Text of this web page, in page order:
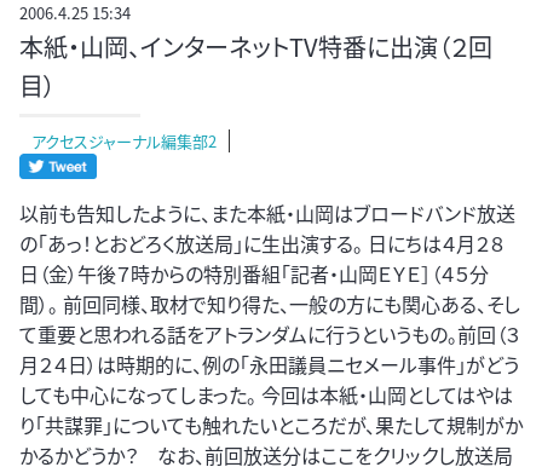
2006.4.25 15:34
本紙・山岡、インターネットTV特番に出演（２回
目）
アクセスジャーナル編集部2
以前も告知したように、また本紙・山岡はブロードバンド放送
の「あっ！とおどろく放送局」に生出演する。 日にちは４月２８
日（金）午後７時からの特別番組「記者・山岡ＥＹＥ］（４５分
間）。 前回同様、取材で知り得た、一般の方にも関心ある、そし
て重要と思われる話をアトランダムに行うというもの。前回（３
月２４日）は時期的に、例の「永田議員ニセメール事件」がどう
しても中心になってしまった。 今回は本紙・山岡としてはやは
り「共謀罪」についても触れたいところだが、果たして規制がか
かるかどうか？ なお、前回放送分はここをクリックし放送局